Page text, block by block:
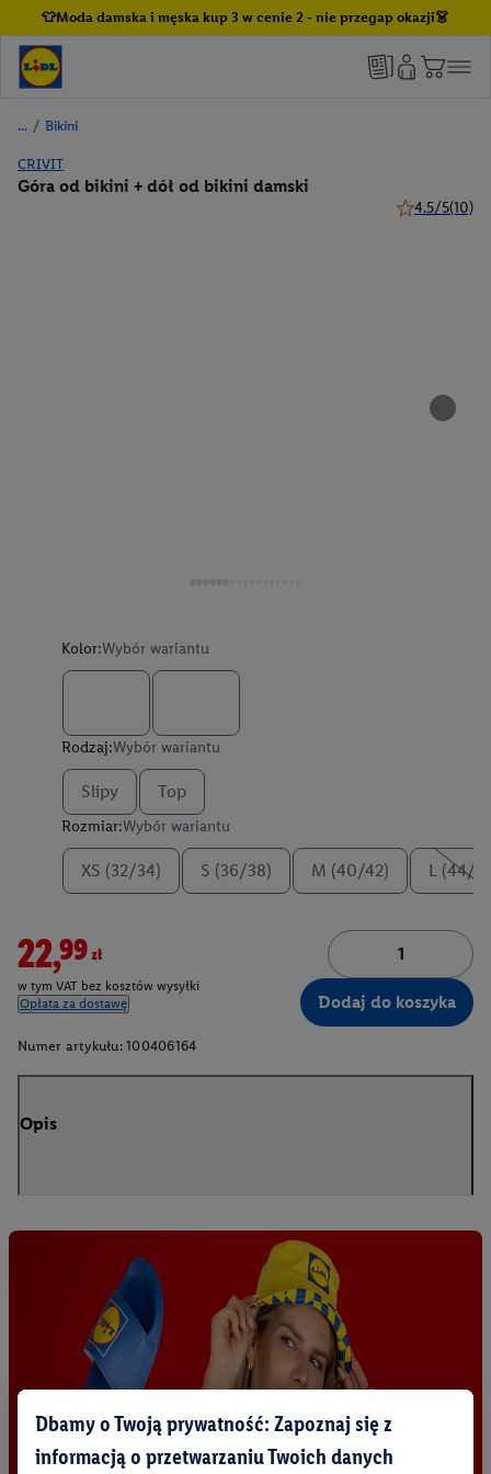
👕Moda damska i męska kup 3 w cenie 2 - nie przegap okazji👗
/ Bikini
CRIVIT
Góra od bikini + dół od bikini damski
4.5/5(10)
Kolor:Wybór wariantu
Rodzaj:Wybór wariantu
Slipy Top
Rozmiar:Wybór wariantu
XS (32/34) S (36/38) M (40/42) L (44/
22,99zł
w tym VAT bez kosztów wysyłki
Opłata za dostawę
Dodaj do koszyka
Numer artykułu: 100406164
Opis
Dbamy o Twoją prywatność: Zapoznaj się z
informacją o przetwarzaniu Twoich danych